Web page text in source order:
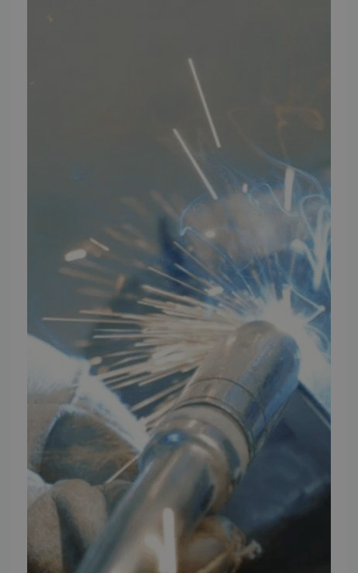
INFORMATION
TMP
Ansøg om at blive forhandler
Energiberegner
Cookie og Privatlivspolitik
Salgs- og leveringsbetingelser
Vores brands
Mandag - Torsdag
09:00 - 16:00
Fredag
Weekend
Lukket
FØLG TMP
Instagram